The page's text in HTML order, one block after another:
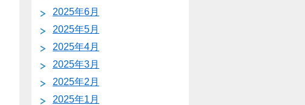
2025年6月
2025年5月
2025年4月
2025年3月
2025年2月
2025年1月